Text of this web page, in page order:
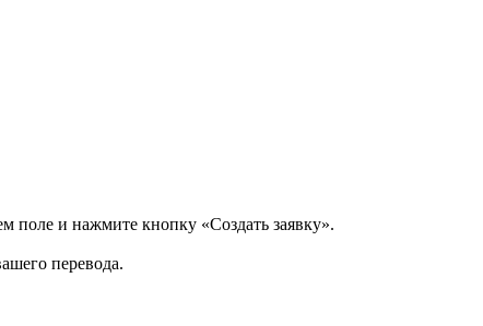
поле и нажмите кнопку «Создать заявку».
перевода.